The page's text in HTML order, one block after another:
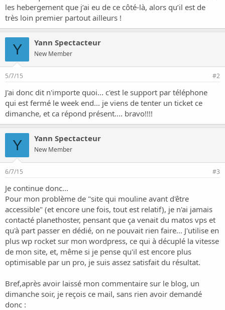
les hebergement que j’ai eu de ce côté-là, alors qu’il est de
très loin premier partout ailleurs !
Y Yann Spectacteur
New Member
5/7/15 #2
J'ai donc dit n'importe quoi... c'est le support par téléphone
qui est fermé le week end... je viens de tenter un ticket ce
dimanche, et ca répond présent.... bravo!!!!
Y Yann Spectacteur
New Member
6/7/15 #3
Je continue donc...
Pour mon problème de "site qui mouline avant d'être
accessible" (et encore une fois, tout est relatif), je n'ai jamais
contacté planethoster, pensant que ça venait du matos vps et
qu'à part passer en dédié, on ne pouvait rien faire... J'utilise en
plus wp rocket sur mon wordpress, ce qui à décuplé la vitesse
de mon site, et, même si je pense qu'il est encore plus
optimisable par un pro, je suis assez satisfait du résultat.
Bref,après avoir laissé mon commentaire sur le blog, un
dimanche soir, je reçois ce mail, sans rien avoir demandé
donc :